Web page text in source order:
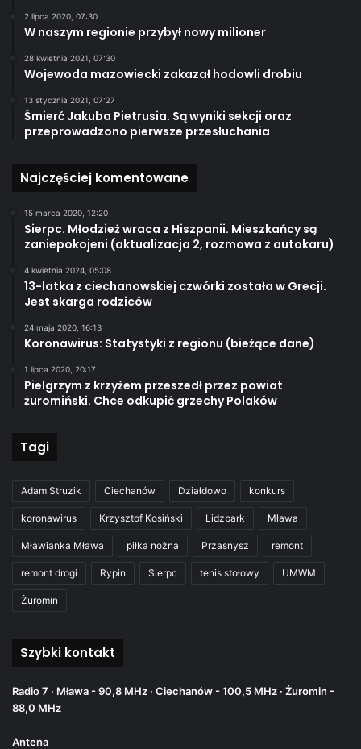
2 lipca 2020, 07:30
W naszym regionie przybył nowy milioner
28 kwietnia 2021, 07:30
Wojewoda mazowiecki zakazał hodowli drobiu
13 stycznia 2021, 07:27
Śmierć Jakuba Pietrusia. Są wyniki sekcji oraz
przeprowadzono pierwsze przesłuchania
Najczęściej komentowane
15 marca 2020, 12:20
Sierpc. Młodzież wraca z Hiszpanii. Mieszkańcy są
zaniepokojeni (aktualizacja 2, rozmowa z autokaru)
4 kwietnia 2024, 05:08
13-latka z ciechanowskiej czwórki została w Grecji.
Jest skarga rodziców
24 maja 2020, 16:13
Koronawirus: Statystyki z regionu (bieżące dane)
1 lipca 2020, 20:17
Pielgrzym z krzyżem przeszedł przez powiat
żuromiński. Chce odkupić grzechy Polaków
Tagi
Adam Struzik Ciechanów Działdowo konkurs
koronawirus Krzysztof Kosiński Lidzbark Mława
Mławianka Mława piłka nożna Przasnysz remont
remont drogi Rypin Sierpc tenis stołowy UMWM
Żuromin
Szybki kontakt
Radio 7 · Mława - 90,8 MHz · Ciechanów - 100,5 MHz · Żuromin -
88,0 MHz
Antena